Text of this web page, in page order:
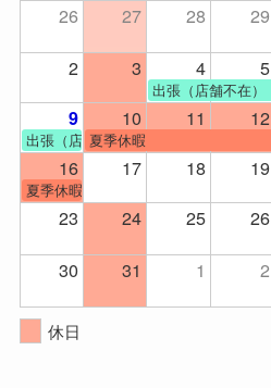
26 27 28 29
2
3 4 5
出張（店舗不在）
9 10 11 12
出張（店舗不在）
夏季休暇
16 17 18 19
夏季休暇
23 24 25 26
30
31 1 2
休日